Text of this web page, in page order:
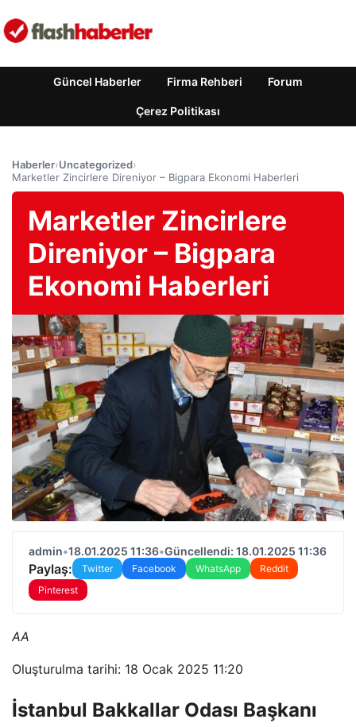
Güncel Haberler Firma Rehberi Forum
Çerez Politikası
Haberler›Uncategorized›
Marketler Zincirlere Direniyor – Bigpara Ekonomi Haberleri
Marketler Zincirlere
Direniyor – Bigpara
Ekonomi Haberleri
admin•18.01.2025 11:36•Güncellendi: 18.01.2025 11:36
Paylaş: Twitter Facebook WhatsApp
Reddit
Pinterest
AA
Oluşturulma tarihi: 18 Ocak 2025 11:20
İstanbul Bakkallar Odası Başkanı